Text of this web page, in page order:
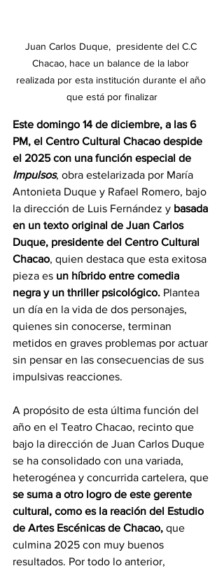
Juan Carlos Duque,  presidente del C.C
Chacao, hace un balance de la labor
realizada por esta institución durante el año
que está por finalizar
Este domingo 14 de diciembre, a las 6
PM, el Centro Cultural Chacao despide
el 2025 con una función especial de
Impulsos, obra estelarizada por María
Antonieta Duque y Rafael Romero, bajo
la dirección de Luis Fernández y basada
en un texto original de Juan Carlos
Duque, presidente del Centro Cultural
Chacao, quien destaca que esta exitosa
pieza es un híbrido entre comedia
negra y un thriller psicológico. Plantea
un día en la vida de dos personajes,
quienes sin conocerse, terminan
metidos en graves problemas por actuar
sin pensar en las consecuencias de sus
impulsivas reacciones.
A propósito de esta última función del
año en el Teatro Chacao, recinto que
bajo la dirección de Juan Carlos Duque
se ha consolidado con una variada,
heterogénea y concurrida cartelera, que
se suma a otro logro de este gerente
cultural, como es la reación del Estudio
de Artes Escénicas de Chacao, que
culmina 2025 con muy buenos
resultados. Por todo lo anterior,